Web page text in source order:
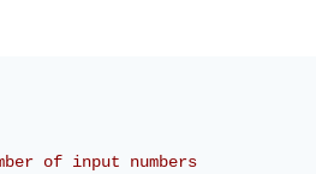
of input numbers